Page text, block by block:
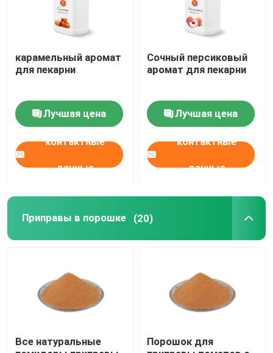
экстракты растений
карамельный аромат
для пекарни
Лучшая цена
контактные
данные
Сочный персиковый
аромат для пекарни
Лучшая цена
контактные
данные
Приправы в порошке (20)
Все натуральные
Порошок для